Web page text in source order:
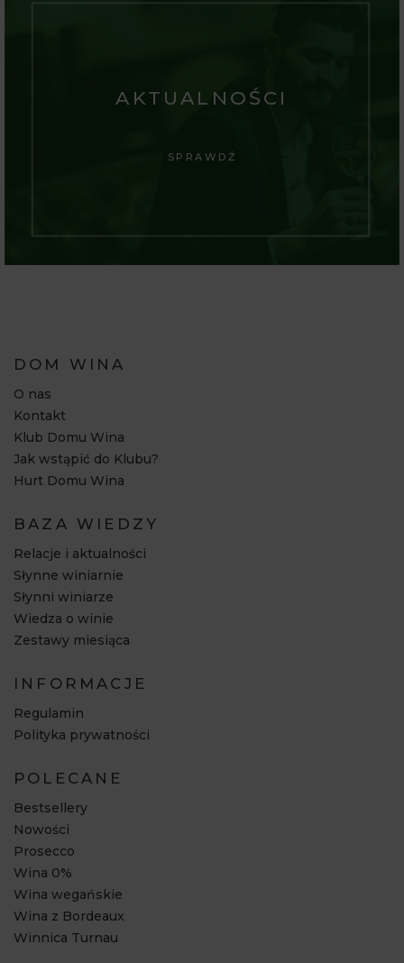
AKTUALNOŚCI
SPRAWDŹ
DOM WINA
O nas
Kontakt
Klub Domu Wina
Jak wstąpić do Klubu?
Hurt Domu Wina
BAZA WIEDZY
Relacje i aktualności
Słynne winiarnie
Słynni winiarze
Wiedza o winie
Zestawy miesiąca
INFORMACJE
Regulamin
Polityka prywatności
POLECANE
Bestsellery
Nowości
Prosecco
Wina 0%
Wina wegańskie
Wina z Bordeaux
Winnica Turnau